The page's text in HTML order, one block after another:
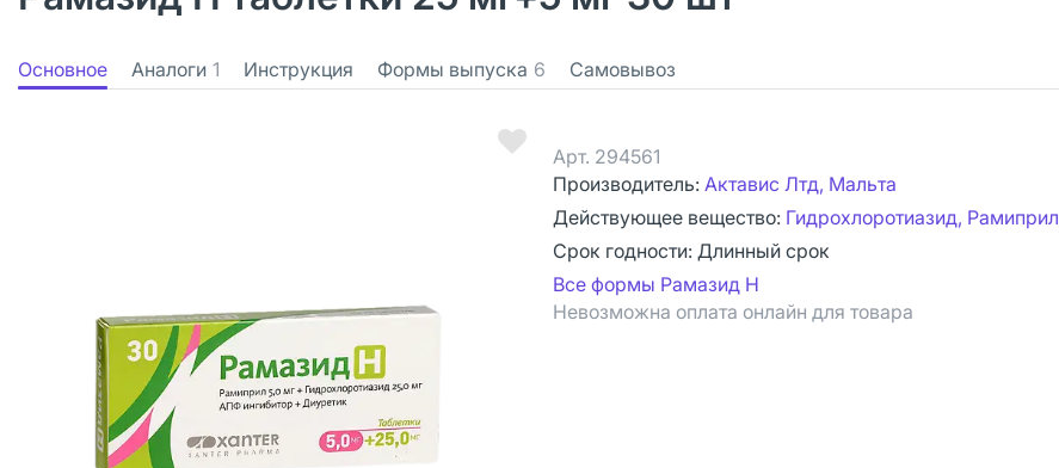
Основное Аналоги 1 Инструкция Формы выпуска 6 Самовывоз
Арт. 294561
Производитель: Актавис Лтд, Мальта
Действующее вещество: Гидрохлоротиазид, Рамиприл
Срок годности: Длинный срок
Все формы Рамазид Н
Невозможна оплата онлайн для товара